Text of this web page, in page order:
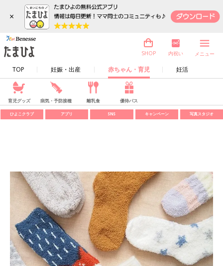
×
TOP 妊娠・出産 赤ちゃん・育児 妊活
SHOP 内祝い メニュー
育児グッズ 病気・予防接種 離乳食 優待パス
ひよこクラブ アプリ SNS キャンペーン 写真スタジオ